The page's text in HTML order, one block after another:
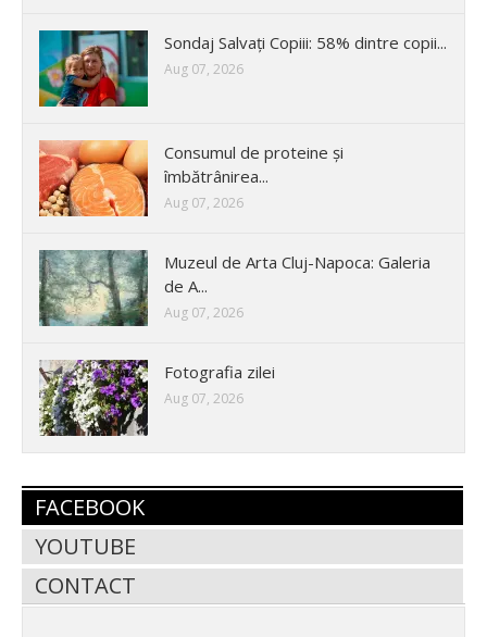
Sondaj Salvați Copiii: 58% dintre copii...
Aug 07, 2026
Consumul de proteine și
îmbătrânirea...
Aug 07, 2026
Muzeul de Arta Cluj-Napoca: Galeria
de A...
Aug 07, 2026
Fotografia zilei
Aug 07, 2026
FACEBOOK
YOUTUBE
CONTACT